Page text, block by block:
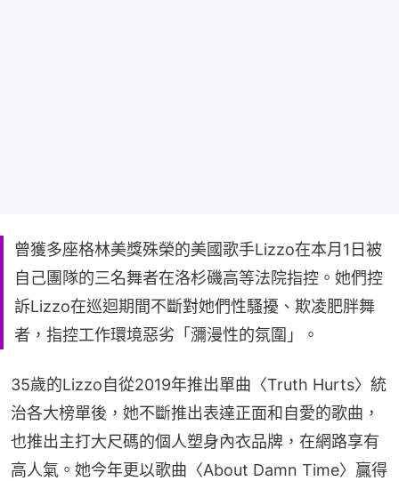
曾獲多座格林美獎殊榮的美國歌手Lizzo在本月1日被
自己團隊的三名舞者在洛杉磯高等法院指控。她們控
訴Lizzo在巡迴期間不斷對她們性騷擾、欺凌肥胖舞
者，指控工作環境惡劣「瀰漫性的氛圍」。
35歲的Lizzo自從2019年推出單曲〈Truth Hurts〉統
治各大榜單後，她不斷推出表達正面和自愛的歌曲，
也推出主打大尺碼的個人塑身內衣品牌，在網路享有
高人氣。她今年更以歌曲〈About Damn Time〉贏得